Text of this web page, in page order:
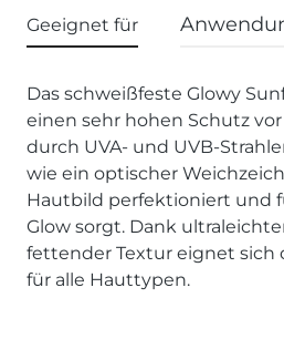
Geeignet für
Das schweißfeste Glowy
einen sehr hohen Schutz
durch UVA- und UVB-
wie ein optischer
Hautbild perfektioniert und
Glow sorgt. Dank
fettender Textur eignet sich
für alle Hauttypen.